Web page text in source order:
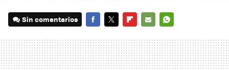
Sin comentarios
MAIL